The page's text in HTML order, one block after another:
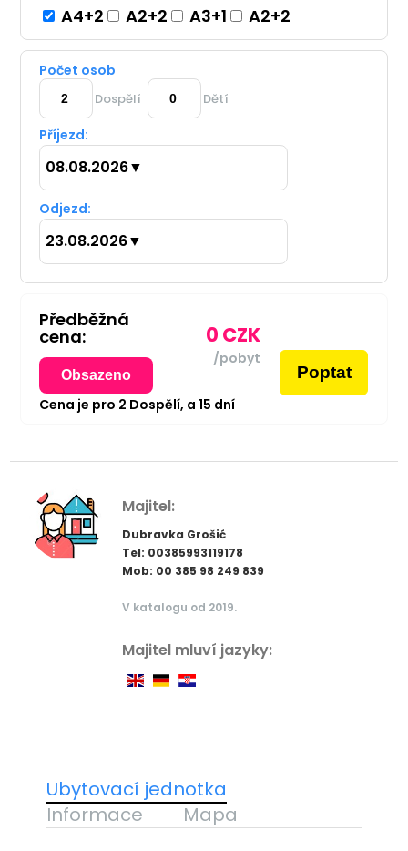
A4+2 A2+2 A3+1 A2+2
Počet osob
Dospělí Dětí
Příjezd:
08.08.2026▼
Odjezd:
23.08.2026▼
Předběžná
cena:
Obsazeno
0 CZK
/pobyt
Poptat
Cena je pro 2 Dospělí, a 15 dní
Majitel:
Dubravka Grošić
Tel: 00385993119178
Mob: 00 385 98 249 839
V katalogu od 2019.
Majitel mluví jazyky:
Ubytovací jednotka
Informace
Mapa